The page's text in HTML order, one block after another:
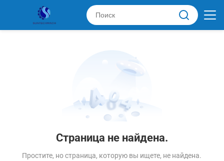
Страница не найдена.
Простите, но страница, которую вы ищете, не найдена.